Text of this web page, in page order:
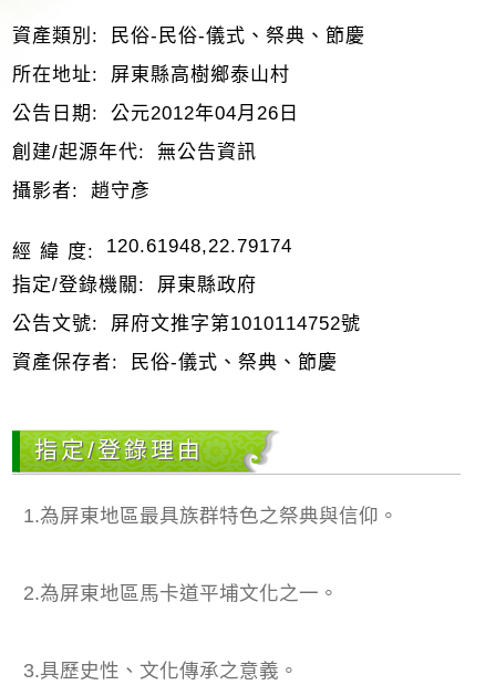
資產類別:
民俗-民俗-儀式、祭典、節慶
所在地址:
屏東縣高樹鄉泰山村
公告日期:
公元2012年04月26日
創建/起源年代:
無公告資訊
攝影者:
趙守彥
經 緯 度:
120.61948,22.79174
指定/登錄機關:
屏東縣政府
公告文號:
屏府文推字第1010114752號
資產保存者:
民俗-儀式、祭典、節慶
指定/登錄理由
1.為屏東地區最具族群特色之祭典與信仰。
2.為屏東地區馬卡道平埔文化之一。
3.具歷史性、文化傳承之意義。